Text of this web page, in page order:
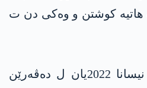
هاتیە کوشتن و وەکی دن ت
ئارتێشا ترکیەیێ 17ێ نیسانا 2022یان ل دەڤەرێن